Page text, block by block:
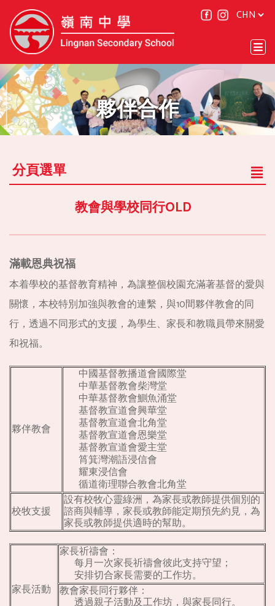
夥伴合作
分頁選單
教會與學校同行OLD
滿載恩典祝福
本着學校的基督教育精神，為讓整個校園充滿著基督的愛與
關懷，本校特別加強與教會的連繫，與10間夥伴教會的同
行，透過不同形式的支援，為學生、家長和教職員帶來關愛
和祝福。
夥伴教會
中國基督教播道會國際堂
中華基督教會柴灣堂
中華基督教會鰂魚涌堂
基督教宣道會興華堂
基督教宣道會北角堂
基督教宣道會恩樂堂
基督教宣道會愛主堂
筲箕灣潮語浸信會
耀東浸信會
循道衛理聯合教會北角堂
校牧支援
設有校牧心靈綠洲，為家長或教師提供個別的
諮商與輔導，家長或教師能定期預先約見，為
家長或教師提供適時的幫助。
家長活動
家長祈禱會：
每月一次家長祈禱會彼此支持守望；
安排切合家長需要的工作坊。
教會家長同行夥伴：